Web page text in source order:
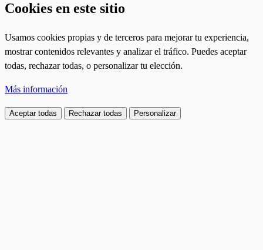
Cookies en este sitio
Usamos cookies propias y de terceros para mejorar tu experiencia,
mostrar contenidos relevantes y analizar el tráfico. Puedes aceptar
todas, rechazar todas, o personalizar tu elección.
Más información
Aceptar todas Rechazar todas Personalizar